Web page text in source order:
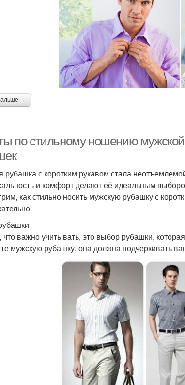
→
по стильному ношению
рубашка с коротким рукавом стала
и комфорт делают её идеальным
как стильно носить мужскую рубашку с
важно учитывать, это выбор рубашки,
мужскую рубашку, она должна подчеркивать